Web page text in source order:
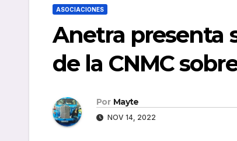
ASOCIACIONES
Anetra presenta
de la CNMC
Por Mayte
NOV 14, 2022